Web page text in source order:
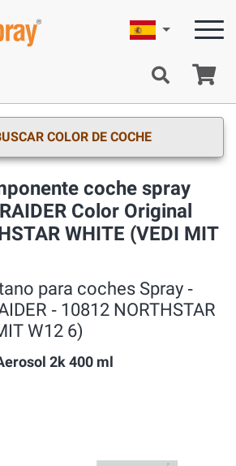
Español
COLOR DE COCHE
coche spray
Color Original
WHITE (VEDI MIT
para coches Spray ‐
‐ 10812 NORTHSTAR
W12 6)
2k 400 ml